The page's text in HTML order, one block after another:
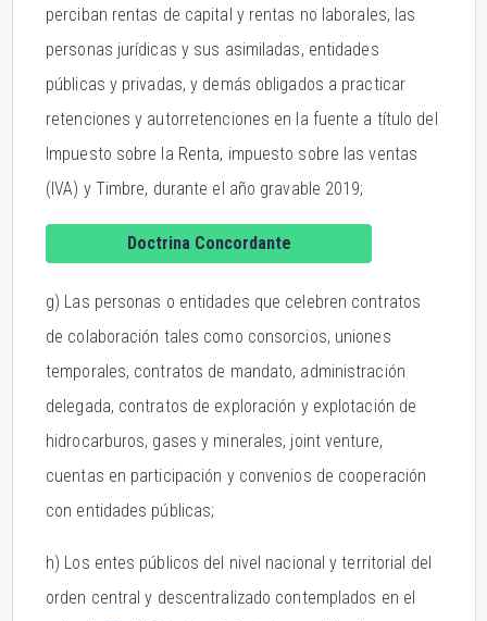
perciban rentas de capital y rentas no laborales, las
personas jurídicas y sus asimiladas, entidades
públicas y privadas, y demás obligados a practicar
retenciones y autorretenciones en la fuente a título del
Impuesto sobre la Renta, impuesto sobre las ventas
(IVA) y Timbre, durante el año gravable 2019;
Doctrina Concordante
g) Las personas o entidades que celebren contratos
de colaboración tales como consorcios, uniones
temporales, contratos de mandato, administración
delegada, contratos de exploración y explotación de
hidrocarburos, gases y minerales, joint venture,
cuentas en participación y convenios de cooperación
con entidades públicas;
h) Los entes públicos del nivel nacional y territorial del
orden central y descentralizado contemplados en el